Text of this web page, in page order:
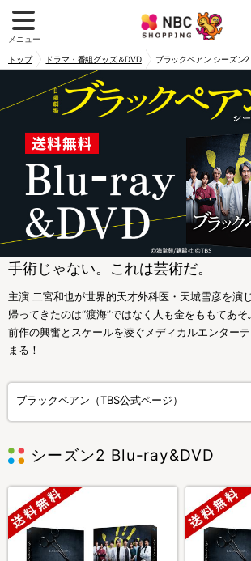
メニュー
トップ ドラマ・番組グッズ＆DVD ブラックペアン シーズン2
手術じゃない。これは芸術だ。
主演 二宮和也が世界的天才外科医・天城雪彦を演
帰ってきたのは“渡海”ではなく人も金をももてあそ
前作の興奮とスケールを凌ぐメディカルエンター
まる！
ブラックペアン（TBS公式ページ）
シーズン2 Blu-ray&DVD